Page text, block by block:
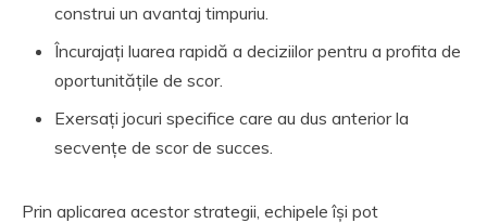
construi un avantaj timpuriu.
Încurajați luarea rapidă a deciziilor pentru a profita de
oportunitățile de scor.
Exersați jocuri specifice care au dus anterior la
secvențe de scor de succes.
Prin aplicarea acestor strategii, echipele își pot